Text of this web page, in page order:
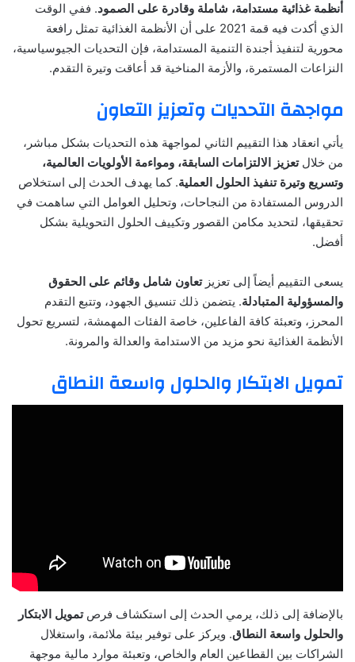
أنظمة غذائية مستدامة، شاملة وقادرة على الصمود. ففي الوقت
الذي أكدت فيه قمة 2021 على أن الأنظمة الغذائية تمثل رافعة
محورية لتنفيذ أجندة التنمية المستدامة، فإن التحديات الجيوسياسية،
النزاعات المستمرة، والأزمة المناخية قد أعاقت وتيرة التقدم.
مواجهة التحديات وتعزيز التعاون
يأتي انعقاد هذا التقييم الثاني لمواجهة هذه التحديات بشكل مباشر،
من خلالتعزيز الالتزامات السابقة، ومواءمة الأولويات العالمية،
وتسريع وتيرة تنفيذ الحلول العملية. كما يهدف الحدث إلى استخلاص
الدروس المستفادة من النجاحات، وتحليل العوامل التي ساهمت في
تحقيقها، لتحديد مكامن القصور وتكييف الحلول التحويلية بشكل
أفضل.
يسعى التقييم أيضاً إلى تعزيزتعاون شامل وقائم على الحقوق
والمسؤولية المتبادلة. يتضمن ذلك تنسيق الجهود، وتتبع التقدم
المحرز، وتعبئة كافة الفاعلين، خاصة الفئات المهمشة، لتسريع تحول
الأنظمة الغذائية نحو مزيد من الاستدامة والعدالة والمرونة.
تمويل الابتكار والحلول واسعة النطاق
بالإضافة إلى ذلك، يرمي الحدث إلى استكشاف فرصتمويل الابتكار
والحلول واسعة النطاق. ويركز على توفير بيئة ملائمة، واستغلال
الشراكات بين القطاعين العام والخاص، وتعبئة موارد مالية موجهة